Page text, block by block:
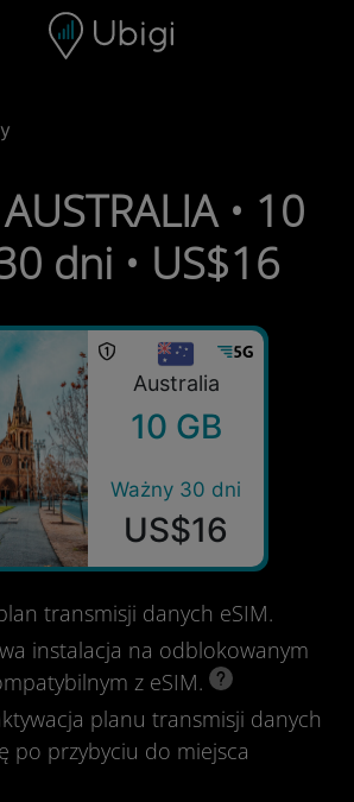
nawigacyjny Stopka
• 10
dni • US$16
Australia
10 GB
Ważny 30 dni
US$16
transmisji danych eSIM.
instalacja na odblokowanym
z eSIM.
planu transmisji danych
po przybyciu do miejsca